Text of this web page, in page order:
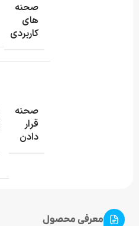
صحنه
های
کاربردی
صحنه
قرار
دادن
معرفی محصول